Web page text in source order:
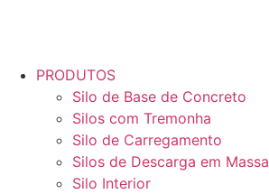
PRODUTOS
Silo de Base de Concreto
Silos com Tremonha
Silo de Carregamento
Silos de Descarga em Massa
Silo Interior